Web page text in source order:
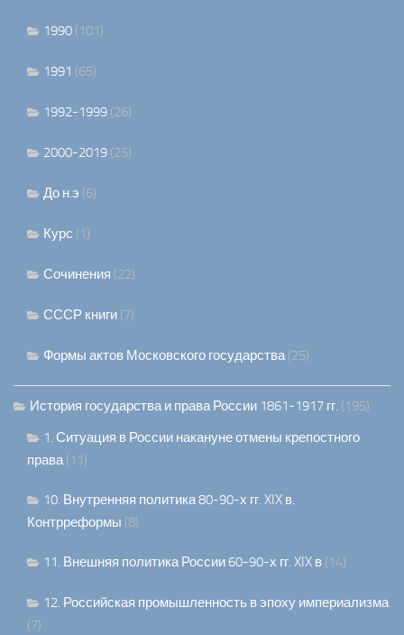
1990 (101)
1991 (65)
1992-1999 (26)
2000-2019 (25)
До н.э (6)
Курс (1)
Сочинения (22)
СССР книги (7)
Формы актов Московского государства(25)
История государства и права России 1861-1917 гг. (195)
1. Ситуация в России накануне отмены крепостного
права(11)
10. Внутренняя политика 80-90-х гг. XIX в.
Контрреформы (8)
11. Внешняя политика России 60-90-х гг. XIX в (14)
12. Российская промышленность в эпоху империализма
(7)